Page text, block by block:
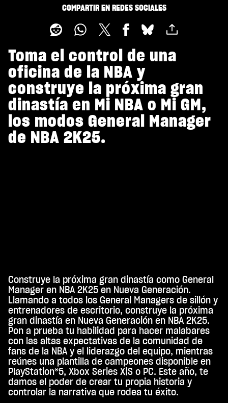
COMPARTIR EN REDES SOCIALES
Toma el control de una
oficina de la NBA y
construye la próxima gran
dinastía en Mi NBA o Mi GM,
los modos General Manager
de NBA 2K25.
A
c
c
e
p
t
&
P
Construye la próxima gran dinastía como General
Manager en NBA 2K25 en Nueva Generación.
Llamando a todos los General Managers de sillón y
entrenadores de escritorio, construye la próxima
gran dinastía en Nueva Generación en NBA 2K25.
Pon a prueba tu habilidad para hacer malabares
con las altas expectativas de la comunidad de
fans de la NBA y el liderazgo del equipo, mientras
reúnes una plantilla de campeones disponible en
PlayStation®5, Xbox Series X|S o PC. Este año, te
damos el poder de crear tu propia historia y
controlar la narrativa que rodea tu éxito.